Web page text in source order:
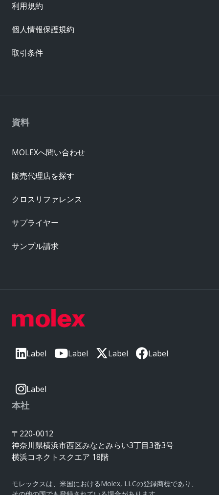
Label Label Label Label
Label
本社
〒220-0012
神奈川県横浜市西区みなとみらい3丁目3番3号
横浜コネクトスクエア 18階
モレックスは、米国におけるMolex, LLCの登録商標であり、
資料
MOLEXへ問い合わせ
販売代理店を探す
クロスリファレンス
サプライヤー
サンプル請求
利用規約
個人情報保護規約
取引条件